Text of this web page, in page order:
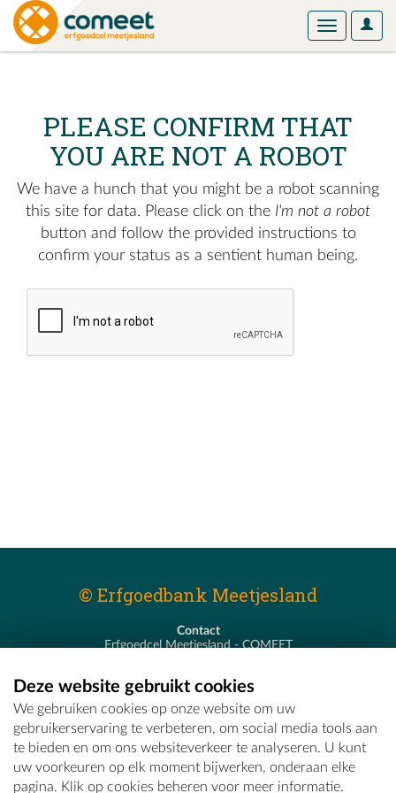
User
Toggle
PLEASE CONFIRM THAT
YOU ARE NOT A ROBOT
We have a hunch that you might be a robot scanning
this site for data. Please click on the I'm not a robot
button and follow the provided instructions to
confirm your status as a sentient human being.
© Erfgoedbank Meetjesland
Contact
Erfgoedcel Meetjesland - COMEET
T - 09 373 75 96
E -erfgoedcel@comeet.be
Deze website gebruikt cookies
We gebruiken cookies op onze website om uw
gebruikerservaring te verbeteren, om social media tools aan
te bieden en om ons websiteverkeer te analyseren. U kunt
uw voorkeuren op elk moment bijwerken, onderaan elke
pagina. Klik op cookies beheren voor meer informatie.